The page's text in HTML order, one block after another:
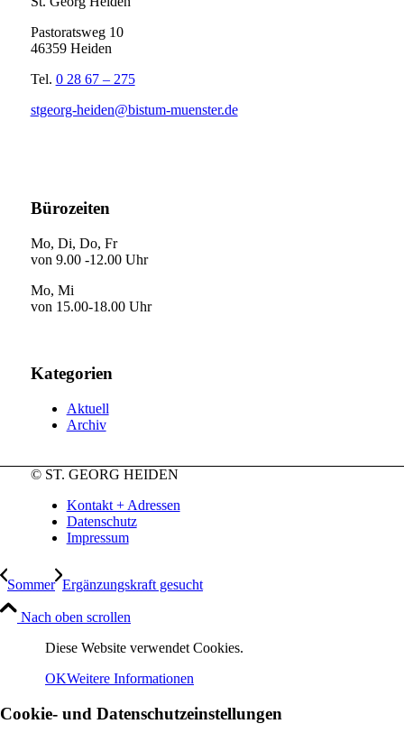
Pastoratsweg 10
46359 Heiden
Tel. 0 28 67 – 275
stgeorg-heiden@bistum-muenster.de
Bürozeiten
Mo, Di, Do, Fr
von 9.00 -12.00 Uhr
Mo, Mi
von 15.00-18.00 Uhr
Kategorien
Aktuell
Archiv
© ST. GEORG HEIDEN
Kontakt + Adressen
Datenschutz
Impressum
Sommer Ergänzungskraft gesucht
Nach oben scrollen
Diese Website verwendet Cookies.
OKWeitere Informationen
Cookie- und Datenschutzeinstellungen